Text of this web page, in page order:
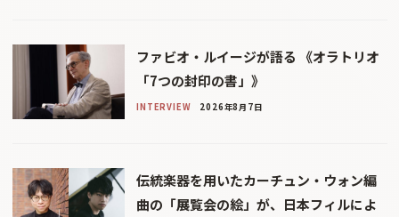
ファビオ・ルイージが語る 《オラトリオ
「7つの封印の書」》
INTERVIEW 2026年8月7日
伝統楽器を用いたカーチュン・ウォン編
曲の「展覧会の絵」が、日本フィルによ